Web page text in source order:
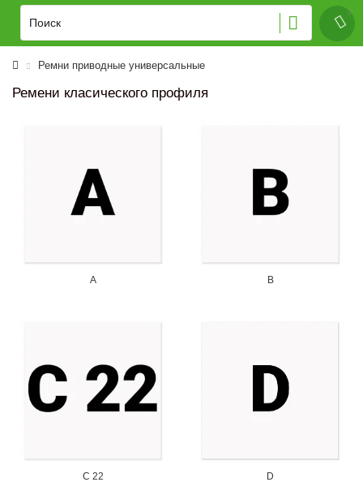
Ремни приводные универсальные
Ремени класического профиля
A B
C 22 D